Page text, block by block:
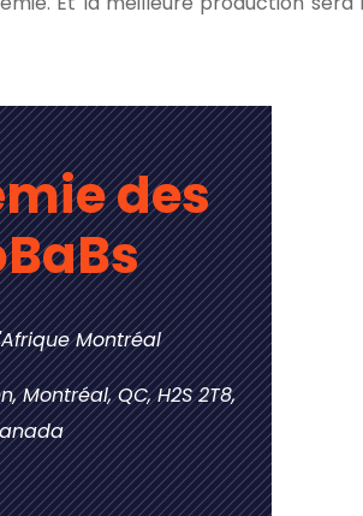
des
Montréal
Montréal, QC, H2S 2T8,